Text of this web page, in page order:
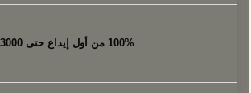
100% من أول إيداع حتى 3000$